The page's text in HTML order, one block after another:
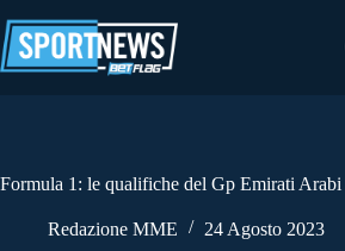
al
contenuto
Formula 1: le qualifiche del Gp Emirati Arabi
Redazione MME 24 Agosto 2023